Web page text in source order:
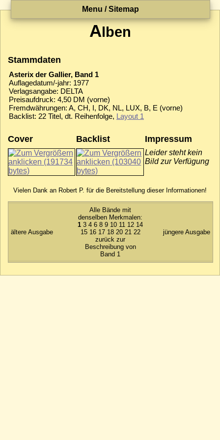
Menu / Sitemap
Alben
Stammdaten
Asterix der Gallier, Band 1
Auflagedatum/-jahr: 1977
Verlagsangabe: DELTA
Preisaufdruck: 4,50 DM (vorne)
Fremdwährungen: A, CH, I, DK, NL, LUX, B, E (vorne)
Backlist: 22 Titel, dt. Reihenfolge, Layout 1
Cover Backlist Impressum
Leider steht kein
Bild zur Verfügung
Vielen Dank an Robert P. für die Bereitstellung dieser Informationen!
ältere Ausgabe
Alle Bände mit
denselben Merkmalen:
1 3 4 6 8 9 10 11 12 14
15 16 17 18 20 21 22
zurück zur
Beschreibung von
Band 1
jüngere Ausgabe